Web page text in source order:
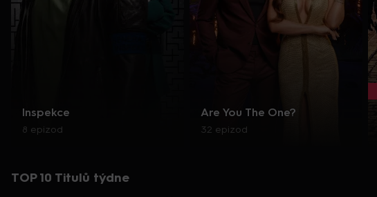
Inspekce
8 epizod
Are You The One?
32 epizod
TOP 10 Titulů týdne